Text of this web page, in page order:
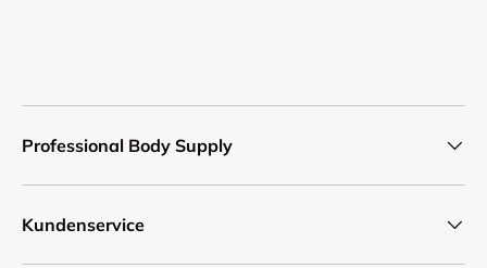
Professional Body Supply
Kundenservice